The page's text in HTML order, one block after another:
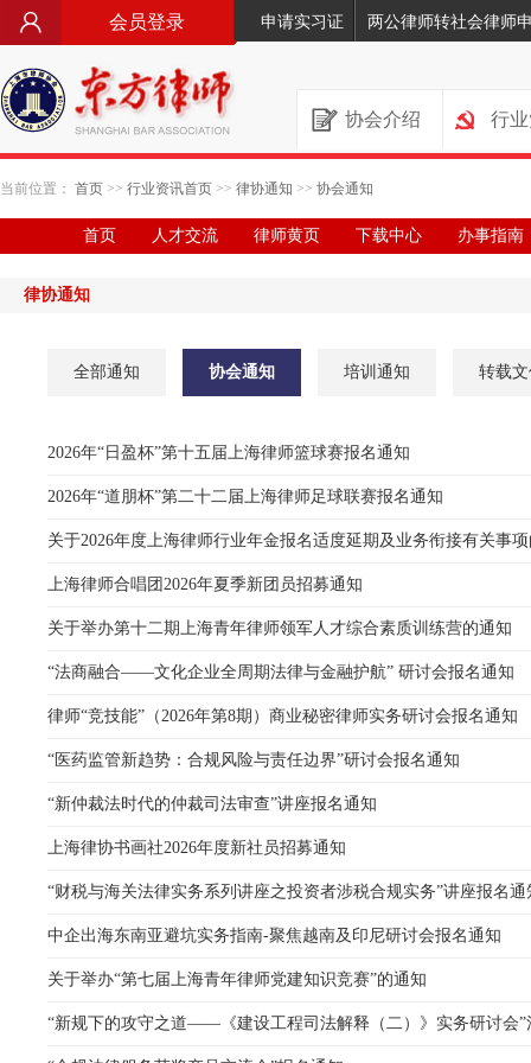
会员登录 申请实习证 两公律师转社会律师
协会介绍 行
当前位置： 首页 >> 行业资讯首页 >> 律协通知 >> 协会通知
首页 人才交流 律师黄页 下载中心 办事指南
律协通知
全部通知 协会通知 培训通知 转载
2026年“日盈杯”第十五届上海律师篮球赛报名通知
2026年“道朋杯”第二十二届上海律师足球联赛报名通知
关于2026年度上海律师行业年金报名适度延期及业务衔接有关事
上海律师合唱团2026年夏季新团员招募通知
关于举办第十二期上海青年律师领军人才综合素质训练营的通知
“法商融合——文化企业全周期法律与金融护航” 研讨会报名通知
律师“竞技能”（2026年第8期）商业秘密律师实务研讨会报名通知
“医药监管新趋势：合规风险与责任边界”研讨会报名通知
“新仲裁法时代的仲裁司法审查”讲座报名通知
上海律协书画社2026年度新社员招募通知
“财税与海关法律实务系列讲座之投资者涉税合规实务”讲座报名通
中企出海东南亚避坑实务指南-聚焦越南及印尼研讨会报名通知
关于举办“第七届上海青年律师党建知识竞赛”的通知
“新规下的攻守之道——《建设工程司法解释（二）》实务研讨会”